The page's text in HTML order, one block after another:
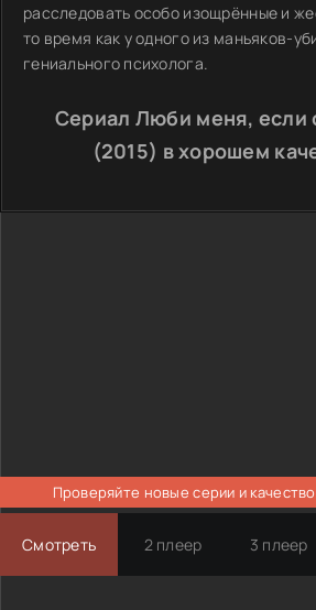
расследовать особо изощрённые и
то время как у одного из маньяков-
гениального психолога.
Сериал Люби меня, если
(2015) в хорошем
Проверяйте новые серии и
Смотреть 2 плеер 3 плеер